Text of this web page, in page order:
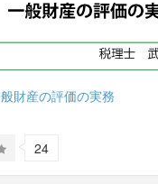
財産の評価の実務
24